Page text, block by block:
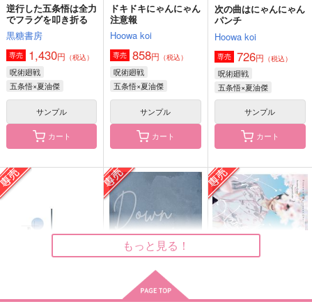
今日も今日とて振り回
されてます
円（税込）
あなたが
ごをりか
3,080円（税込）
五条悟×夏油傑
作品詳細
ハラホンピンチャンセ
ブンハイ
レトリック
787円（税込）
逆行した五条悟は全力
でフラグを叩き折る
黒糖書房
専売 1,430円 （税込）
呪術廻戦
五条悟×夏油傑
サンプル
カート
ドキドキにゃんにゃん
注意報
Hoowa koi
専売 858円 （税込）
呪術廻戦
五条悟×夏油傑
サンプル
カート
次の曲はにゃんにゃん
パンチ
Hoowa koi
専売 726円 （税込）
呪術廻戦
五条悟×夏油傑
サンプル
カート
もっと見る！